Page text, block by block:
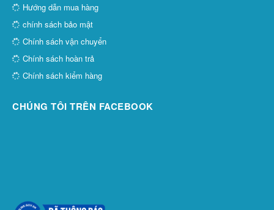
Hướng dẫn mua hàng
chính sách bảo mật
Chính sách vận chuyển
Chính sách hoàn trả
Chính sách kiểm hàng
CHÚNG TÔI TRÊN FACEBOOK